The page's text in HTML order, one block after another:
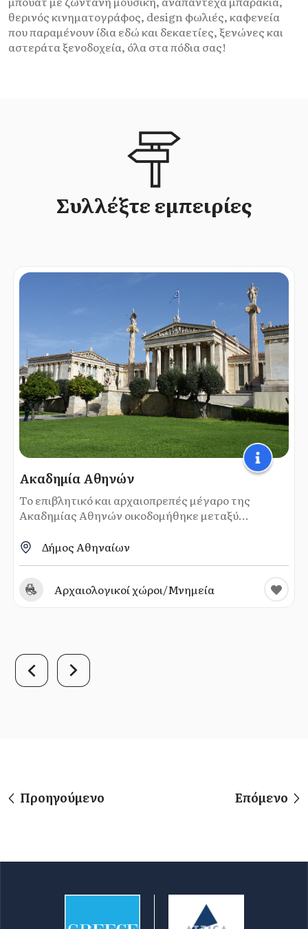
θερινός κινηματογράφος, design φωλιές, καφενεία
που παραμένουν ίδια εδώ και δεκαετίες, ξενώνες και
αστεράτα ξενοδοχεία, όλα στα πόδια σας!
Συλλέξτε εμπειρίες
Ακαδημία Αθηνών
Το επιβλητικό και αρχαιοπρεπές μέγαρο της
Ακαδημίας Αθηνών οικοδομήθηκε μεταξύ...
Δήμος Αθηναίων
Αρχαιολογικοί χώροι/Μνημεία
Προηγούμενο Επόμενο